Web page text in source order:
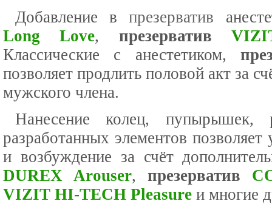
Добавление впрезерватив
Long Love, презерватив
Классические с анестетиком,
позволяет продлить половой акт за
мужского члена.
Нанесение колец, пупырышек,
разработанных элементов
и возбуждение за счёт
DUREX Arouser, презерватив
VIZIT HI-TECH Pleasure и многие